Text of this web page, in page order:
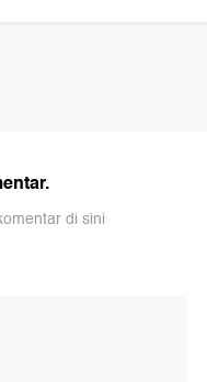
di sini